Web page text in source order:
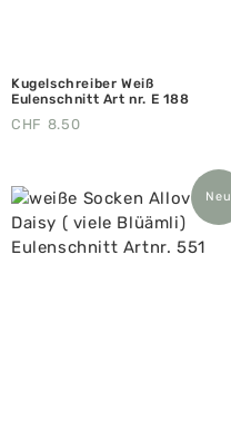
Kugelschreiber Weiß
Eulenschnitt Art nr. E 188
CHF 8.50
Neu